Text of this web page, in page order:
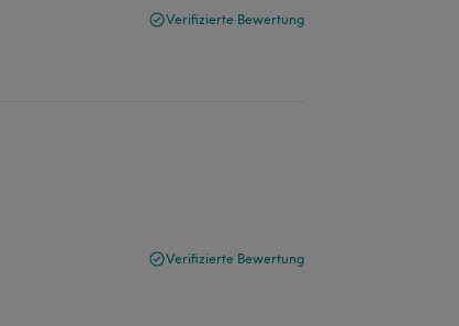
Verifizierte Bewertung
Verifizierte Bewertung